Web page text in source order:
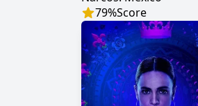
79%Score